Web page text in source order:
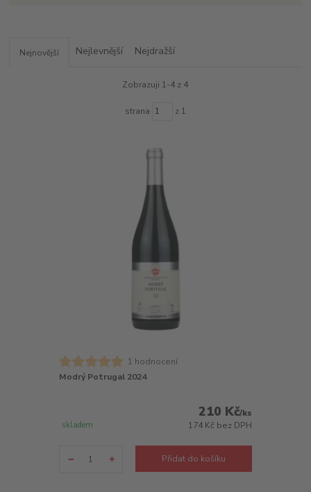
Nejnovější Nejlevnější Nejdražší
Zobrazuji 1-4 z 4
strana z 1
1 hodnocení
Modrý Potrugal 2024
210 Kč/ks
174 Kč bez DPH
skladem
Přidat do košíku